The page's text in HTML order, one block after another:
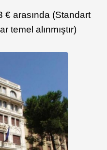
€ arasında (Standart
temel alınmıştır)